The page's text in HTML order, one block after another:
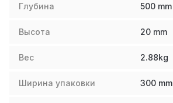
Глубина 500 mm
Высота 20 mm
Вес 2.88kg
Ширина упаковки 300 mm